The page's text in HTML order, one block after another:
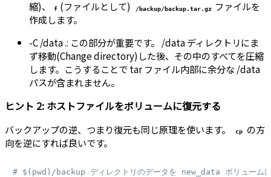
縮)、
f (ファイルとして) /backup/backup.tar.gz ファイルを
作成します。
-C /data .: この部分が重要です。 /data ディレクトリにま
ず移動(Change directory)した後、その中のすべてを圧縮
します。こうすることで tar ファイル内部に余分な /data
パスが含まれません。
ヒント 2: ホストファイルをボリュームに復元する
バックアップの逆、つまり復元も同じ原理を使います。 cp
の方
向を逆にすれば良いです。
# $(pwd)/backup ディレクトリのデータを new_data ボリューム